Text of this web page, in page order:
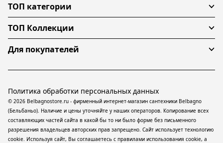
ТОП категории
ТОП Коллекции
Для покупателей
© 2026 Belbagnostore.ru - фирменный интернет-магазин сантехники Belbagno
(Бельбаньо). Наличие и цены уточняйте у наших операторов. Копирование всех
составляющих частей сайта в какой бы то ни было форме без письменного
разрешения владельцев авторских прав запрещено. Сайт использует технологию
cookie. Используя сайт, Вы соглашаетесь с правилами использования cookie, а
Политика обработки персональных данных